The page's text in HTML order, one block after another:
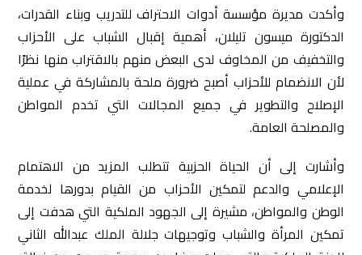
وأكدت مديرة مؤسسة أدوات الاحتراف للتدريب وبناء القدرات،
الدكتورة ميسون تليلان، أهمية إقبال الشباب على الأحزاب
والتخفيف من المخاوف لدى البعض منهم بالاقتراب منها نظرًا
لأن الانضمام للأحزاب أصبح ضرورة ملحة بالمشاركة في عملية
الإصلاح والتطوير في جميع المجالات التي تخدم المواطن
والمصلحة العامة.
وأشارت إلى أن الحياة الحزبية تتطلب المزيد من الاهتمام
الإعلامي والدعم لتمكين الأحزاب من القيام بدورها لخدمة
الوطن والمواطن، مشيرة إلى الجهود الملكية التي هدفت إلى
تمكين المرأة والشباب وتوجيهات جلالة الملك عبدالله الثاني